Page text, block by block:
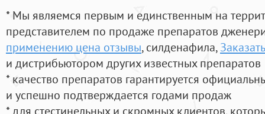
* Мы являемся первым и единственным на
представителем по продаже препаратов
применению цена отзывы, силденафила,
и дистрибьютором других известных препаратов
* качество препаратов гарантируется
и успешно подтверждается годами продаж